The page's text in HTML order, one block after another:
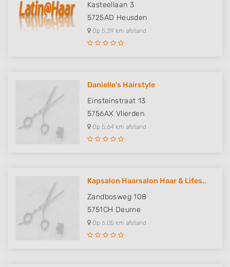
Kasteellaan 3
5725AD Heusden
Op 5,39 km afstand
Danielle's Hairstyle
Einsteinstraat 13
5756AX Vlierden
Op 5,64 km afstand
Kapsalon Haarsalon Haar & Lifes..
Zandbosweg 108
5751CH Deurne
Op 6,05 km afstand